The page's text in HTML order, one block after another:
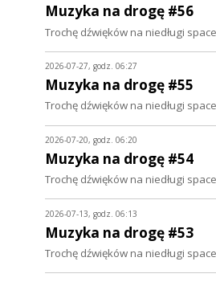
Muzyka na drogę #56
Trochę dźwięków na niedługi
2026-07-27, godz. 06:27
Muzyka na drogę #55
Trochę dźwięków na niedługi
2026-07-20, godz. 06:20
Muzyka na drogę #54
Trochę dźwięków na niedługi
2026-07-13, godz. 06:13
Muzyka na drogę #53
Trochę dźwięków na niedługi